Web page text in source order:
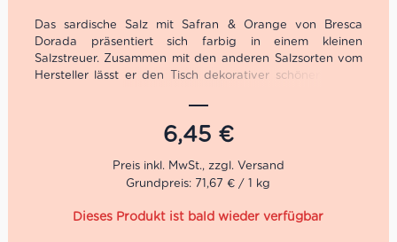
Das sardische Salz mit Safran & Orange von Bresca
Dorada präsentiert sich farbig in einem kleinen
Salzstreuer. Zusammen mit den anderen Salzsorten vom
Hersteller lässt er den Tisch dekorativer schöner wirken
Das sardische Salz wird auf der wunderschönen
Urlaubsinsel Sardinien kreiert.
Der am Fuße des Berges Liuru in einem von Wildbächen
durchzogenen Tal im Süd-Westen Sardiniens gelegene
Betrieb Bresca Dorada hat sich ausserdem darauf
fokussiert, die intensiven, typischen Düfte der
Mittelmeerinsel in verschiedenen Likören einzufangen,
die ebenso köstlich wie naturrein sind. Kaktusfeige,
6,45 €
Grundpreis: 71,67 € / 1 kg
Dieses Produkt ist bald wieder verfügbar